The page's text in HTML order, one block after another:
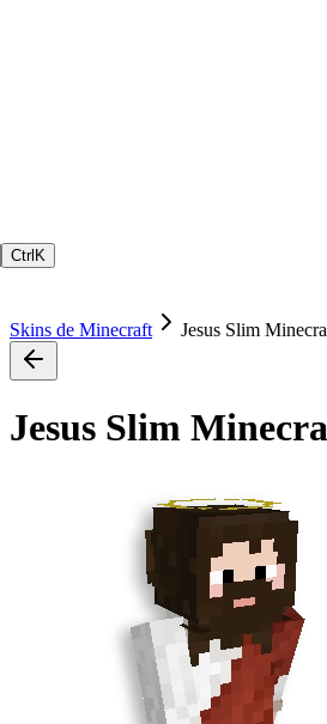
Ctrl K
Skins de Minecraft Jesus Slim
Jesus Slim